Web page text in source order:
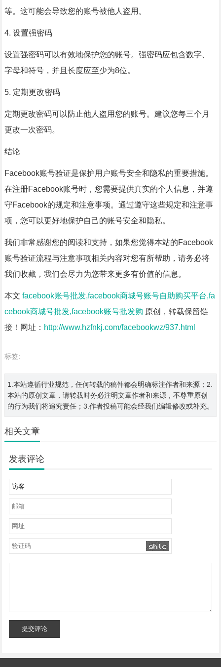
等。这可能会导致您的账号被他人盗用。
4. 设置强密码
设置强密码可以有效地保护您的账号。强密码应包含数字、
字母和符号，并且长度应至少为8位。
5. 定期更改密码
定期更改密码可以防止他人盗用您的账号。建议您每三个月
更改一次密码。
结论
Facebook账号验证是保护用户账号安全和隐私的重要措施。
在注册Facebook账号时，您需要提供真实的个人信息，并遵
守Facebook的规定和注意事项。通过遵守这些规定和注意事
项，您可以更好地保护自己的账号安全和隐私。
我们非常感谢您的阅读和支持，如果您觉得本站的Facebook
账号验证流程与注意事项相关内容对您有所帮助，请务必将
我们收藏，我们会尽力为您带来更多有价值的信息。
本文 facebook账号批发,facebook商城号账号自助购买平台,fa
cebook商城号批发,facebook账号批发购 原创，转载保留链
接！网址： http://www.hzfnkj.com/facebookwz/937.html
标签:
1.本站遵循行业规范，任何转载的稿件都会明确标注作者和来源；2.
本站的原创文章，请转载时务必注明文章作者和来源，不尊重原创
的行为我们将追究责任；3.作者投稿可能会经我们编辑修改或补充。
相关文章
发表评论
提交评论